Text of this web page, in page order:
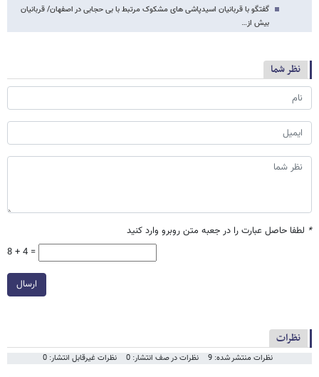
گفتگو با قربانیان اسیدپاشی های مشکوک مرتبط با بی حجابی در اصفهان/ قربانیان
بیش از…
نظر شما
* لطفا حاصل عبارت را در جعبه متن روبرو وارد کنید
8 + 4 =
ارسال
نظرات
نظرات منتشر شده: 9 نظرات در صف انتشار: 0 نظرات غیرقابل انتشار: 0